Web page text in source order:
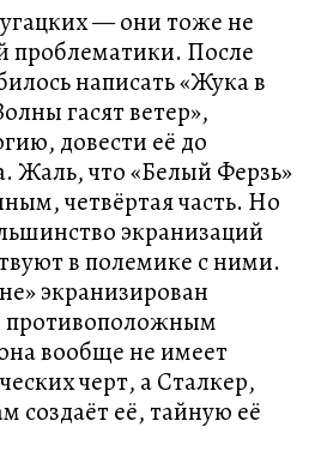
— они тоже не
проблематики. После
написать «Жука в
гасят ветер»,
довести её до
Жаль, что «Белый Ферзь»
четвёртая часть. Но
экранизаций
в полемике с ними.
экранизирован
противоположным
вообще не имеет
черт, а Сталкер,
создаёт её, тайную её